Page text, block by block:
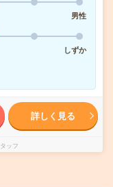
男性
しずか
詳しく見る
ッフ